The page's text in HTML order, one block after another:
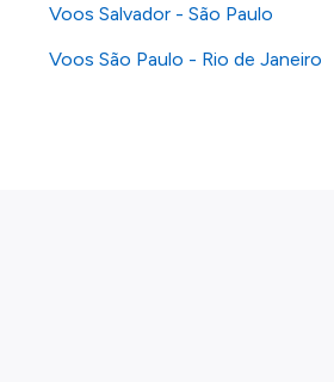
Voos Salvador - São Paulo
Voos São Paulo - Rio de Janeiro